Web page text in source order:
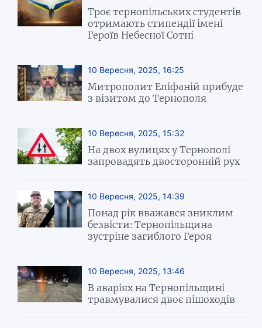
Троє тернопільських студентів
отримають стипендії імені
Героїв Небесної Сотні
10 Вересня, 2025, 16:25
Митрополит Епіфаній прибуде
з візитом до Тернополя
10 Вересня, 2025, 15:32
На двох вулицях у Тернополі
запровадять двосторонній рух
10 Вересня, 2025, 14:39
Понад рік вважався зниклим
безвісти: Тернопільщина
зустріне загиблого Героя
10 Вересня, 2025, 13:46
В аваріях на Тернопільщині
травмувалися двоє пішоходів